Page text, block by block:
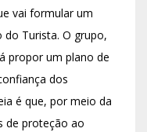
vai formular um
Turista. O grupo,
propor um plano de
dos
é que, por meio da
de proteção ao